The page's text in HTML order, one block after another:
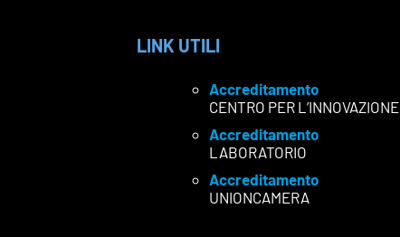
LINK UTILI
Accreditamento
CENTRO PER L’INNOVAZIONE
Accreditamento
LABORATORIO
Accreditamento
UNIONCAMERA